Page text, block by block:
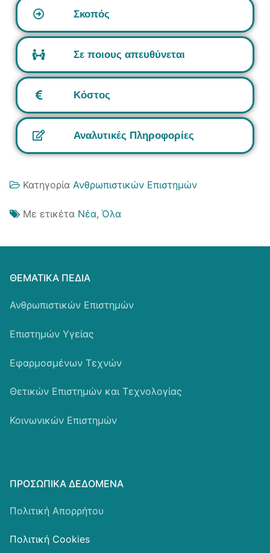
Σκοπός
Σε ποιους απευθύνεται
Κόστος
Αναλυτικές Πληροφορίες
Κατηγορία Ανθρωπιστικών Επιστημών
Με ετικέτα Νέα, Όλα
ΘΕΜΑΤΙΚΆ ΠΕΔΊΑ
Ανθρωπιστικών Επιστημών
Επιστημών Υγείας
Εφαρμοσμένων Τεχνών
Θετικών Επιστημών και Τεχνολογίας
Κοινωνικών Επιστημών
ΠΡΟΣΩΠΙΚΆ ΔΕΔΟΜΈΝΑ
Πολιτική Απορρήτου
Πολιτική Cookies